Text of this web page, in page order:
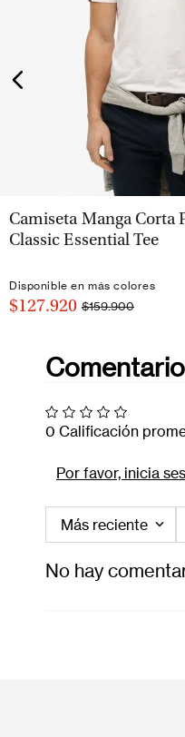
VISTA
Camiseta Manga Corta
Classic Essential Tee
Disponible en más colores
$127.920 $159.900
0 Calificación
Por favor, inicia
Más reciente
No hay